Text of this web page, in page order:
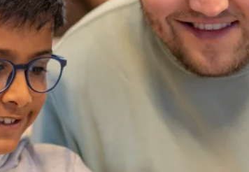
Team
Aspirant opleidingsschool
Talenten
The leader in me
Vakgebieden
Almeerse Scholen Groep
Huidige ouders
Nieuwe ouders
Onze kalender
TSO (Overblijven)
Praktische vragen